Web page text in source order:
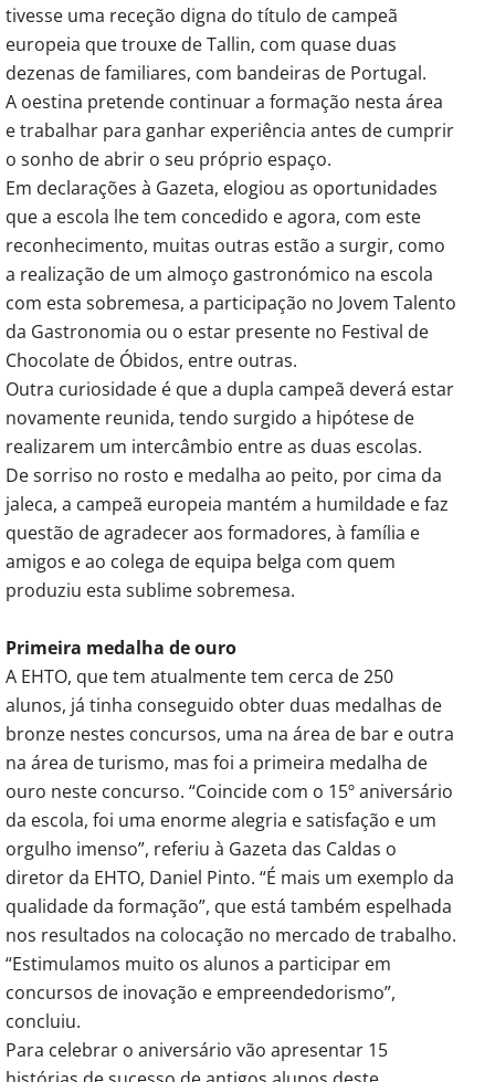
tivesse uma receção digna do título de campeã
europeia que trouxe de Tallin, com quase duas
dezenas de familiares, com bandeiras de Portugal.
A oestina pretende continuar a formação nesta área
e trabalhar para ganhar experiência antes de cumprir
o sonho de abrir o seu próprio espaço.
Em declarações à Gazeta, elogiou as oportunidades
que a escola lhe tem concedido e agora, com este
reconhecimento, muitas outras estão a surgir, como
a realização de um almoço gastronómico na escola
com esta sobremesa, a participação no Jovem Talento
da Gastronomia ou o estar presente no Festival de
Chocolate de Óbidos, entre outras.
Outra curiosidade é que a dupla campeã deverá estar
novamente reunida, tendo surgido a hipótese de
realizarem um intercâmbio entre as duas escolas.
De sorriso no rosto e medalha ao peito, por cima da
jaleca, a campeã europeia mantém a humildade e faz
questão de agradecer aos formadores, à família e
amigos e ao colega de equipa belga com quem
produziu esta sublime sobremesa.
Primeira medalha de ouro
A EHTO, que tem atualmente tem cerca de 250
alunos, já tinha conseguido obter duas medalhas de
bronze nestes concursos, uma na área de bar e outra
na área de turismo, mas foi a primeira medalha de
ouro neste concurso. “Coincide com o 15º aniversário
da escola, foi uma enorme alegria e satisfação e um
orgulho imenso”, referiu à Gazeta das Caldas o
diretor da EHTO, Daniel Pinto. “É mais um exemplo da
qualidade da formação”, que está também espelhada
nos resultados na colocação no mercado de trabalho.
“Estimulamos muito os alunos a participar em
concursos de inovação e empreendedorismo”,
concluiu.
Para celebrar o aniversário vão apresentar 15